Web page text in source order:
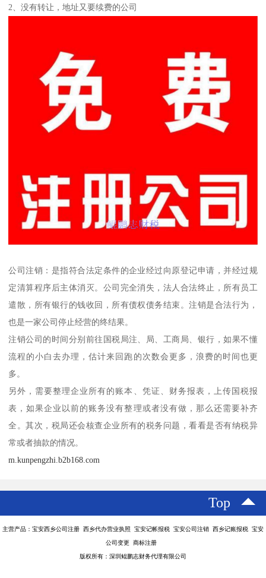
2、没有转让，地址又要续费的公司
公司注销：是指符合法定条件的企业经过向原登记申请，并经过规
定清算程序后主体消灭。公司完全消失，法人合法终止，所有员工
遣散，所有银行的钱收回，所有债权债务结束。注销是合法行为，
也是一家公司停止经营的终结果。
注销公司的时间分别前往国税局注、局、工商局、银行，如果不懂
流程的小白去办理，估计来回跑的次数会更多，浪费的时间也更
多。
另外，需要整理企业所有的账本、凭证、财务报表，上传国税报
表，如果企业以前的账务没有整理或者没有做，那么还需要补齐
全。其次，税局还会核查企业所有的税务问题，看看是否有纳税异
常或者抽款的情况。
m.kunpengzhi.b2b168.com
Top
主营产品：宝安西乡公司注册 西乡代办营业执照 宝安记帐报税 宝安公司注销 西乡记账报税 宝安
公司变更 商标注册
版权所有：深圳鲲鹏志财务代理有限公司